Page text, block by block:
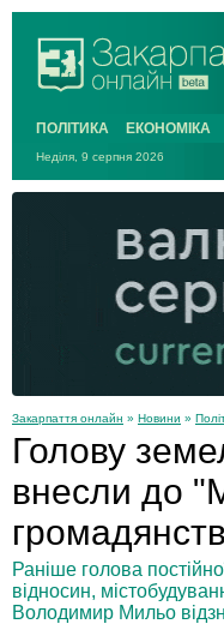
ПОЛІТИКА ЕКОНОМІКА
Неділя, 9 серпня 2026
Закарпаття онлайн » Новини »
Голову
внесли до
Раніше голова
відносин,
Володимир Мильо